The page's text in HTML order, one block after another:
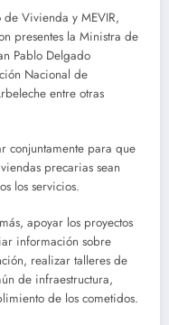
Vivienda y MEVIR,
presentes la Ministra de
Pablo Delgado
Nacional de
entre otras
conjuntamente para que
precarias sean
los servicios.
apoyar los proyectos
información sobre
realizar talleres de
de infraestructura,
de los cometidos.